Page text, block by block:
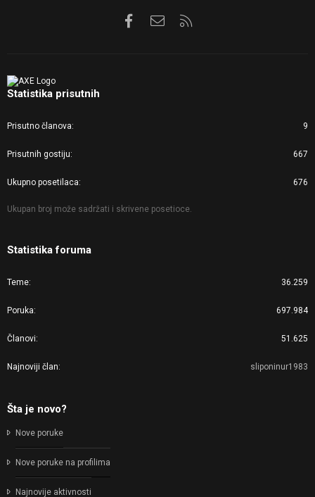
FacebookKontaktirajte nas
Statistika prisutnih
Prisutno članova 9
Prisutnih gostiju 667
Ukupno posetilaca 676
Ukupan broj može sadržati i skrivene posetioce.
Statistika foruma
Teme 36.259
Poruka 697.984
Članovi 51.625
Najnoviji član sliponinur1983
Šta je novo?
Nove poruke
Nove poruke na profilima
Najnovije aktivnosti